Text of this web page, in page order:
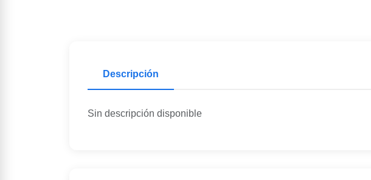
Descripción
Sin descripción disponible